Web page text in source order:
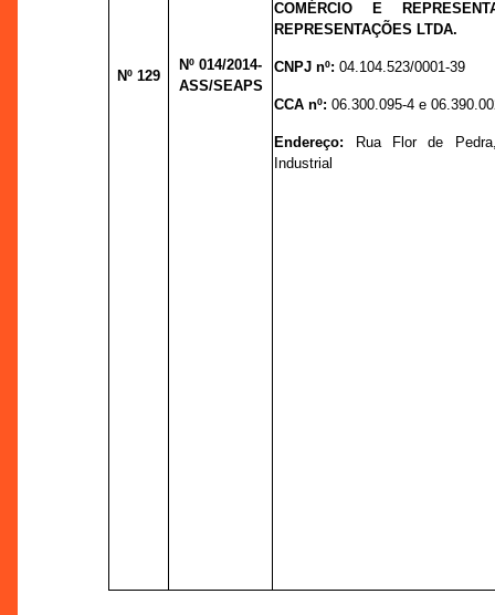
Nº 129
Nº 014/2014-
ASS/SEAPS
COMÉRCIO E
REPRESENTAÇÕES LTDA.
CNPJ nº:04.104.523/0001-39
CCA nº:06.300.095-4 e
Endereço:
Rua Flor de
Industrial